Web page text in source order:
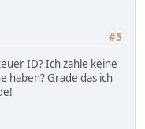
#5
ID? Ich zahle keine
haben? Grade das ich